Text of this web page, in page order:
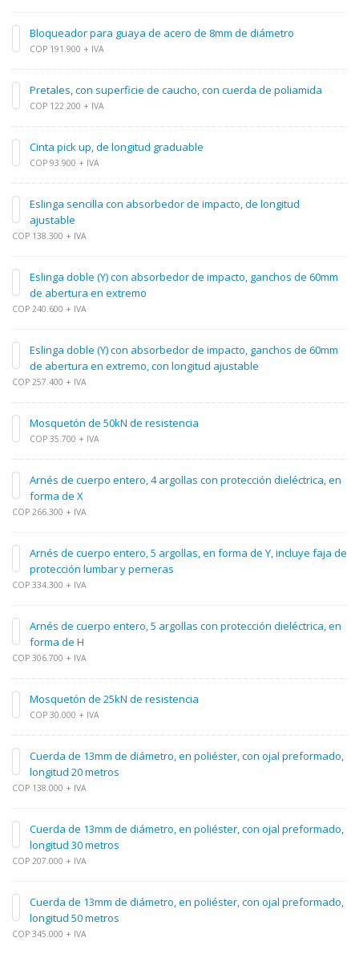
Bloqueador para guaya de acero de 8mm de diámetro
COP 191.900 + IVA
Pretales, con superficie de caucho, con cuerda de poliamida
COP 122.200 + IVA
Cinta pick up, de longitud graduable
COP 93.900 + IVA
Eslinga sencilla con absorbedor de impacto, de longitud
ajustable
COP 138.300 + IVA
Eslinga doble (Y) con absorbedor de impacto, ganchos de 60mm
de abertura en extremo
COP 240.600 + IVA
Eslinga doble (Y) con absorbedor de impacto, ganchos de 60mm
de abertura en extremo, con longitud ajustable
COP 257.400 + IVA
Mosquetón de 50kN de resistencia
COP 35.700 + IVA
Arnés de cuerpo entero, 4 argollas con protección dieléctrica, en
forma de X
COP 266.300 + IVA
Arnés de cuerpo entero, 5 argollas, en forma de Y, incluye faja de
protección lumbar y perneras
COP 334.300 + IVA
Arnés de cuerpo entero, 5 argollas con protección dieléctrica, en
forma de H
COP 306.700 + IVA
Mosquetón de 25kN de resistencia
COP 30.000 + IVA
Cuerda de 13mm de diámetro, en poliéster, con ojal preformado,
longitud 20 metros
COP 138.000 + IVA
Cuerda de 13mm de diámetro, en poliéster, con ojal preformado,
longitud 30 metros
COP 207.000 + IVA
Cuerda de 13mm de diámetro, en poliéster, con ojal preformado,
longitud 50 metros
COP 345.000 + IVA